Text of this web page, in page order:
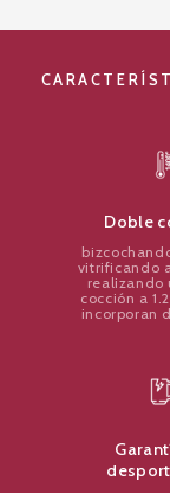
Doble
vitrificando
realizando
cocción a
incorporan